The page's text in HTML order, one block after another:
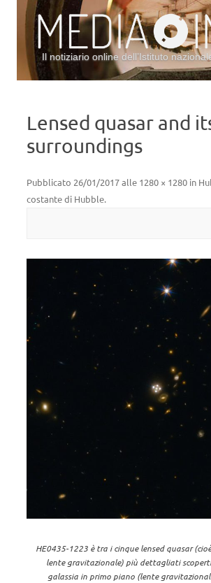
Il notiziario online dell’Istituto
Lensed quasar and
surroundings
Pubblicato 26/01/2017alle 1280 × 1280 in
costante di Hubble.
HE0435-1223 è tra i cinque lensed quasar
lente gravitazionale) più dettagliati
galassia in primo piano (lente